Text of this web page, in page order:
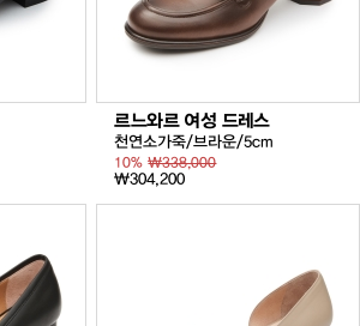
르느와르 여성 드레스
천연소가죽/브라운/5cm
10%₩338,000
₩304,200